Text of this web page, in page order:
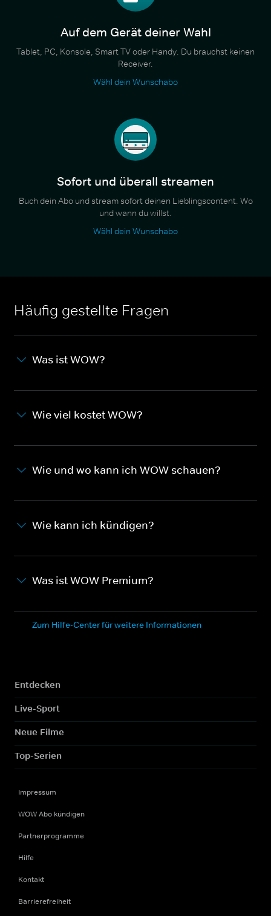
Auf dem Gerät deiner Wahl
Tablet, PC, Konsole, Smart TV oder Handy. Du brauchst keinen
Receiver.
Wähl dein Wunschabo
Sofort und überall streamen
Buch dein Abo und stream sofort deinen Lieblingscontent. Wo
und wann du willst.
Wähl dein Wunschabo
Häufig gestellte Fragen
Was ist WOW?
Wie viel kostet WOW?
Wie und wo kann ich WOW schauen?
Wie kann ich kündigen?
Was ist WOW Premium?
Zum Hilfe-Center für weitere Informationen
Entdecken
Live-Sport
Neue Filme
Top-Serien
Impressum
WOW Abo kündigen
Partnerprogramme
Hilfe
Kontakt
Barrierefreiheit